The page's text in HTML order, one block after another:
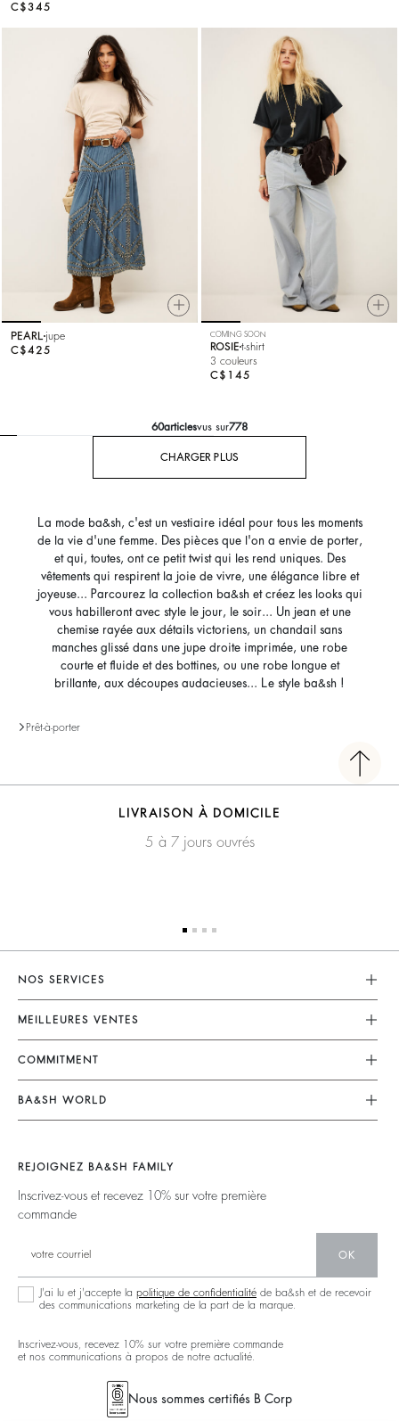
C$345
PEARL jupe
C$425
COMING SOON
ROSIE t-shirt
3 couleurs
C$145
60articlesvus sur778
CHARGER PLUS
La mode ba&sh, c'est un vestiaire idéal pour tous les moments
de la vie d'une femme. Des pièces que l'on a envie de porter,
et qui, toutes, ont ce petit twist qui les rend uniques. Des
vêtements qui respirent la joie de vivre, une élégance libre et
joyeuse... Parcourez la collection ba&sh et créez les looks qui
vous habilleront avec style le jour, le soir... Un jean et une
chemise rayée aux détails victoriens, un chandail sans
manches glissé dans une jupe droite imprimée, une robe
courte et fluide et des bottines, ou une robe longue et
brillante, aux découpes audacieuses... Le style ba&sh !
Prêt-à-porter
LIVRAISON À DOMICILE
5 à 7 jours ouvrés
NOS SERVICES
Service Client
Mon Compte
Guide Des Tailles
Accessibilité
MEILLEURES VENTES
Robes
Combinaisons
Tops & Chemises
Chandails & Cardigans
Dos Nus
Denim
COMMITMENT
Nos Engagements
Opérations
Partenaires
Circularité
BA&SH WORLD
Nos Magasins
Talents
Nouvelle Collection
REJOIGNEZ BA&SH FAMILY
Inscrivez-vous et recevez 10% sur votre première
commande
OK
J'ai lu et j'accepte la politique de confidentialité de ba&sh et de recevoir
des communications marketing de la part de la marque.
Inscrivez-vous, recevez 10% sur votre première commande
et nos communications à propos de notre actualité.
Nous sommes certifiés B Corp